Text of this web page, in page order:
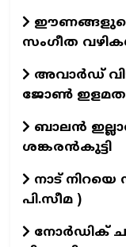
ഈണങ്ങളുടെ
സംഗീത
അവാർഡ്
ജോൺ
ബാലൻ
ശങ്കരൻകുട്ടി
നാട്
പി.സീമ )
നോർഡിക്